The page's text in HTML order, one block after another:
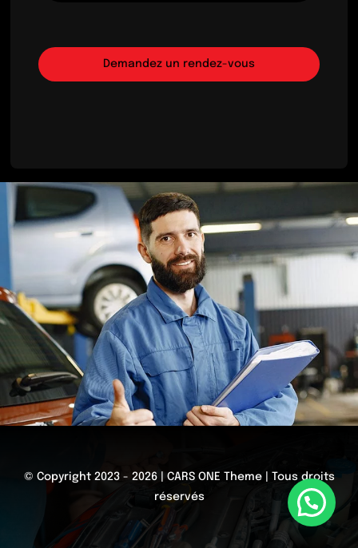
Demandez un rendez-vous
© Copyright 2023 - 2026 | CARS ONE Theme | Tous droits
réservés